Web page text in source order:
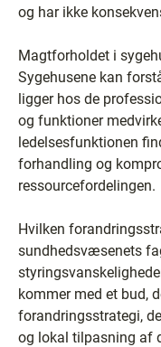
og har ikke
Magtforholdet i
Sygehusene kan
ligger hos de
og funktioner
ledelsesfunktionen
forhandling og
ressourcefordelingen.
Hvilken
sundhedsvæsenets
kommer med et bud,
forandringsstrategi,
og lokal tilpasning af